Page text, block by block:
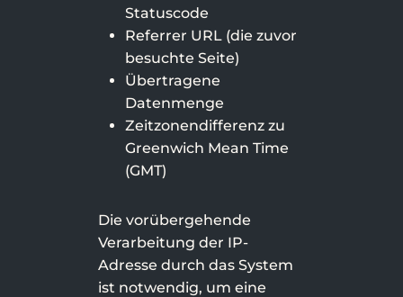
Statuscode
Referrer URL (die zuvor
besuchte Seite)
Übertragene
Datenmenge
Zeitzonendifferenz zu
Greenwich Mean Time
(GMT)
Die vorübergehende
Verarbeitung der IP-
Adresse durch das System
ist notwendig, um eine